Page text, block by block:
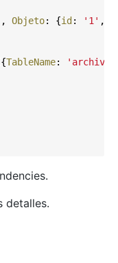
, Objeto: {id : '1' ,
TableName:
detalles.